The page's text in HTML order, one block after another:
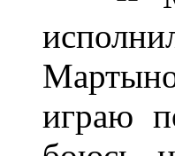
играю